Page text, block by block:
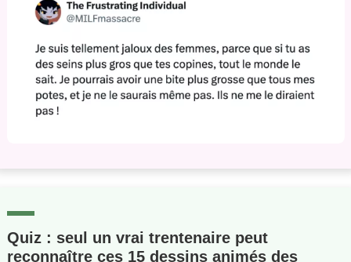
Quiz : seul un vrai trentenaire peut
reconnaître ces 15 dessins animés des